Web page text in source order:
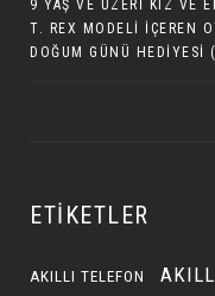
9 YAŞ VE ÜZERI KIZ VE
T. REX MODELI İÇEREN
DOĞUM GÜNÜ HEDIYESI
ETIKETLER
AKILLI TELEFON